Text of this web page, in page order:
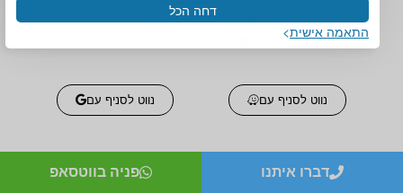
דחה הכל
התאמה אישית
טלפון:09-7456772
נווט לסניף עם נווט לסניף עם
דברו איתנו פניה בווטסאפ